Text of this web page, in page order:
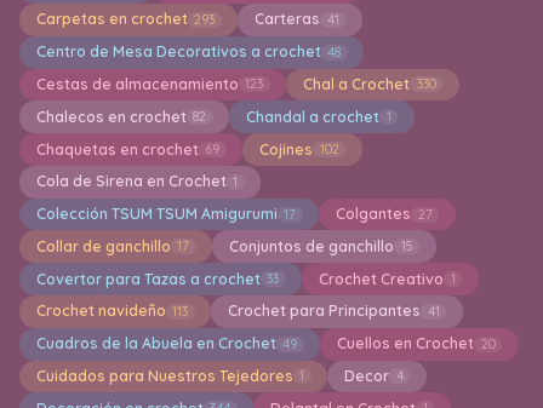
Carpetas en crochet 293 Carteras 41
Centro de Mesa Decorativos a crochet 48
Cestas de almacenamiento 123 Chal a Crochet 330
Chalecos en crochet 82 Chandal a crochet 1
Chaquetas en crochet 69 Cojines 102
Cola de Sirena en Crochet 1
Colección TSUM TSUM Amigurumi 17 Colgantes 27
Collar de ganchillo 17 Conjuntos de ganchillo 15
Covertor para Tazas a crochet 33 Crochet Creativo 1
Crochet navideño 113 Crochet para Principantes 41
Cuadros de la Abuela en Crochet 49 Cuellos en Crochet 20
Cuidados para Nuestros Tejedores 1 Decor 4